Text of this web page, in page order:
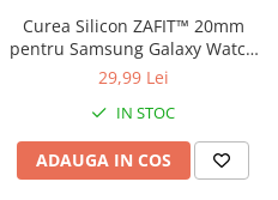
Curea Silicon ZAFIT™ 20mm
pentru Samsung Galaxy Watch
7/6/5/4/Active 2, Huawei Watch
Amazfit GTS si orice ceas
20mm, Rosu.
29,99 Lei
IN STOC
ADAUGA IN COS